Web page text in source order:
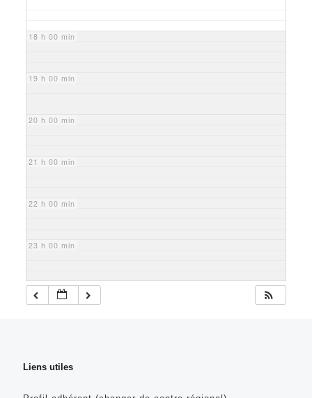
18 h 00 min
19 h 00 min
20 h 00 min
21 h 00 min
22 h 00 min
23 h 00 min
Liens utiles